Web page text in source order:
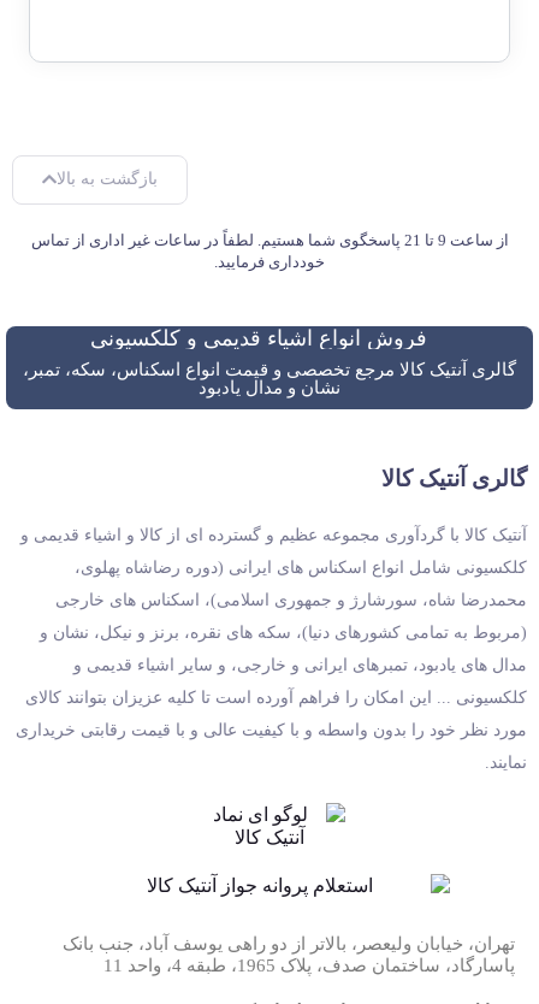
بازگشت به بالا
از ساعت 9 تا 21 پاسخگوی شما هستیم. لطفاً در ساعات غیر اداری از تماس
خودداری فرمایید.
فروش انواع اشیاء قدیمی و کلکسیونی
گالری آنتیک کالا مرجع تخصصی و قیمت انواع اسکناس، سکه، تمبر،
نشان و مدال یادبود
گالری آنتیک کالا
آنتیک کالا با گردآوری مجموعه عظیم و گسترده ای از کالا و اشیاء قدیمی و
کلکسیونی شامل انواع اسکناس های ایرانی (دوره رضاشاه پهلوی،
محمدرضا شاه، سورشارژ و جمهوری اسلامی)، اسکناس های خارجی
(مربوط به تمامی کشورهای دنیا)، سکه های نقره، برنز و نیکل، نشان و
مدال های یادبود، تمبرهای ایرانی و خارجی، و سایر اشیاء قدیمی و
کلکسیونی ... این امکان را فراهم آورده است تا کلیه عزیزان بتوانند کالای
مورد نظر خود را بدون واسطه و با کیفیت عالی و با قیمت رقابتی خریداری
نمایند.
تهران، خیابان ولیعصر، بالاتر از دو راهی یوسف آباد، جنب بانک
پاسارگاد، ساختمان صدف، پلاک 1965، طبقه 4، واحد 11